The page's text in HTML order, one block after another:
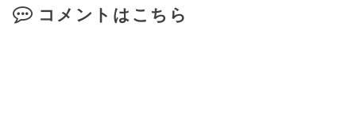
コメントはこちら